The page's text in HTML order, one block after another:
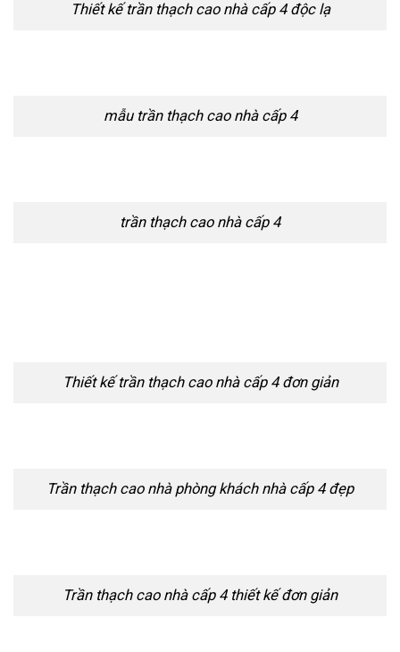
Thiết kế trần thạch cao nhà cấp 4 độc lạ
mẫu trần thạch cao nhà cấp 4
trần thạch cao nhà cấp 4
Thiết kế trần thạch cao nhà cấp 4 đơn giản
Trần thạch cao nhà phòng khách nhà cấp 4 đẹp
Trần thạch cao nhà cấp 4 thiết kế đơn giản